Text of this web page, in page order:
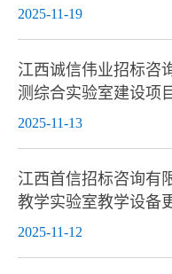
2025-11-19
江西诚信伟业招标咨
测综合实验室建设项
2025-11-13
江西首信招标咨询有
教学实验室教学设备
2025-11-12